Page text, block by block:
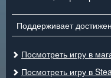
Поддерживает
Посмотреть игру в
Посмотреть игру в